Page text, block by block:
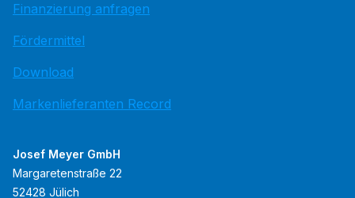
Finanzierung anfragen
Fördermittel
Download
Markenlieferanten Record
Josef Meyer GmbH
Margaretenstraße 22
52428 Jülich